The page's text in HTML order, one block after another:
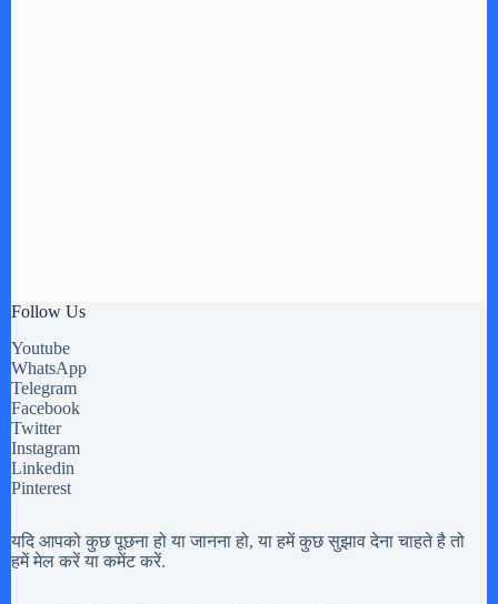
Follow Us
Youtube
WhatsApp
Telegram
Facebook
Twitter
Instagram
Linkedin
Pinterest
यदि आपको कुछ पूछना हो या जानना हो, या हमें कुछ सुझाव देना चाहते है तो
हमें मेल करें या कमेंट करें.